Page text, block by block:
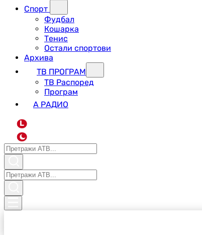
Спорт
Фудбал
Кошарка
Тенис
Остали спортови
Архива
ТВ ПРОГРАМ
ТВ Распоред
Програм
А РАДИО
L